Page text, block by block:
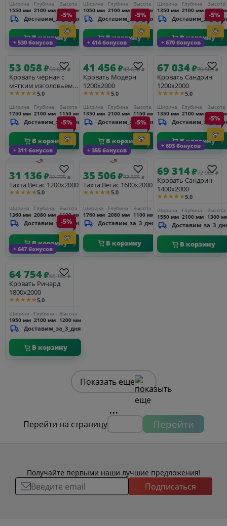
Ширина
1550 мм
Глубина
2100 мм
Высота
1150 мм
Доставим_за_3_дня
В корзину
Ширина
1050 мм
Глубина
2100 мм
Высота
1150 мм
Доставим_за_3_дня
В корзину
Ширина
1350 мм
Глубина
2100 мм
Высота
1150
В корзину
+ 530 бонусов
-5%
53 058₽55 850 ₽
Кровать чёрная с
мягким изголовьем
Палермо 1600х2000
★★★★★5.0
Ширина
1750 мм
Глубина
2100 мм
Высота
1150 мм
Доставим_за_3_дня
В корзину
+ 414 бонусов
-5%
41 456₽43 638 ₽
Кровать Модерн
1200х2000
★★★★★5.0
Ширина
1350 мм
Глубина
2100 мм
Высота
1150 мм
Доставим_за_3_дня
В корзину
+ 670 бонусов
-5%
67 034₽70 563 ₽
Кровать Сандрин
1200х2000
★★★★★5.0
Ширина
1350 мм
Глубина
2100 мм
Высота
1300
В корзину
+ 311 бонусов
-5%
31 136₽32 775 ₽
Тахта Вегас 1200х2000
★★★★★5.0
Ширина
1360 мм
Глубина
2080 мм
Высота
1100 мм
Доставим_за_3_дня
В корзину
+ 355 бонусов
-5%
35 506₽37 375 ₽
Тахта Вегас 1600х2000
★★★★★5.0
Ширина
1760 мм
Глубина
2080 мм
Высота
1100 мм
Доставим_за_3_дня
В корзину
+ 693 бонусов
-5%
69 314₽72 963 ₽
Кровать Сандрин
1400х2000
★★★★★5.0
Ширина
1550 мм
Глубина
2100 мм
Высота
1300
В корзину
+ 647 бонусов
-5%
64 754₽68 163 ₽
Кровать Ричард
1800х2000
★★★★★5.0
Ширина
1950 мм
Глубина
2100 мм
Высота
1200 мм
Доставим_за_3_дня
В корзину
Показать еще
...
Перейти на страницу Перейти
Получайте первыми наши лучшие предложения!
Подписаться